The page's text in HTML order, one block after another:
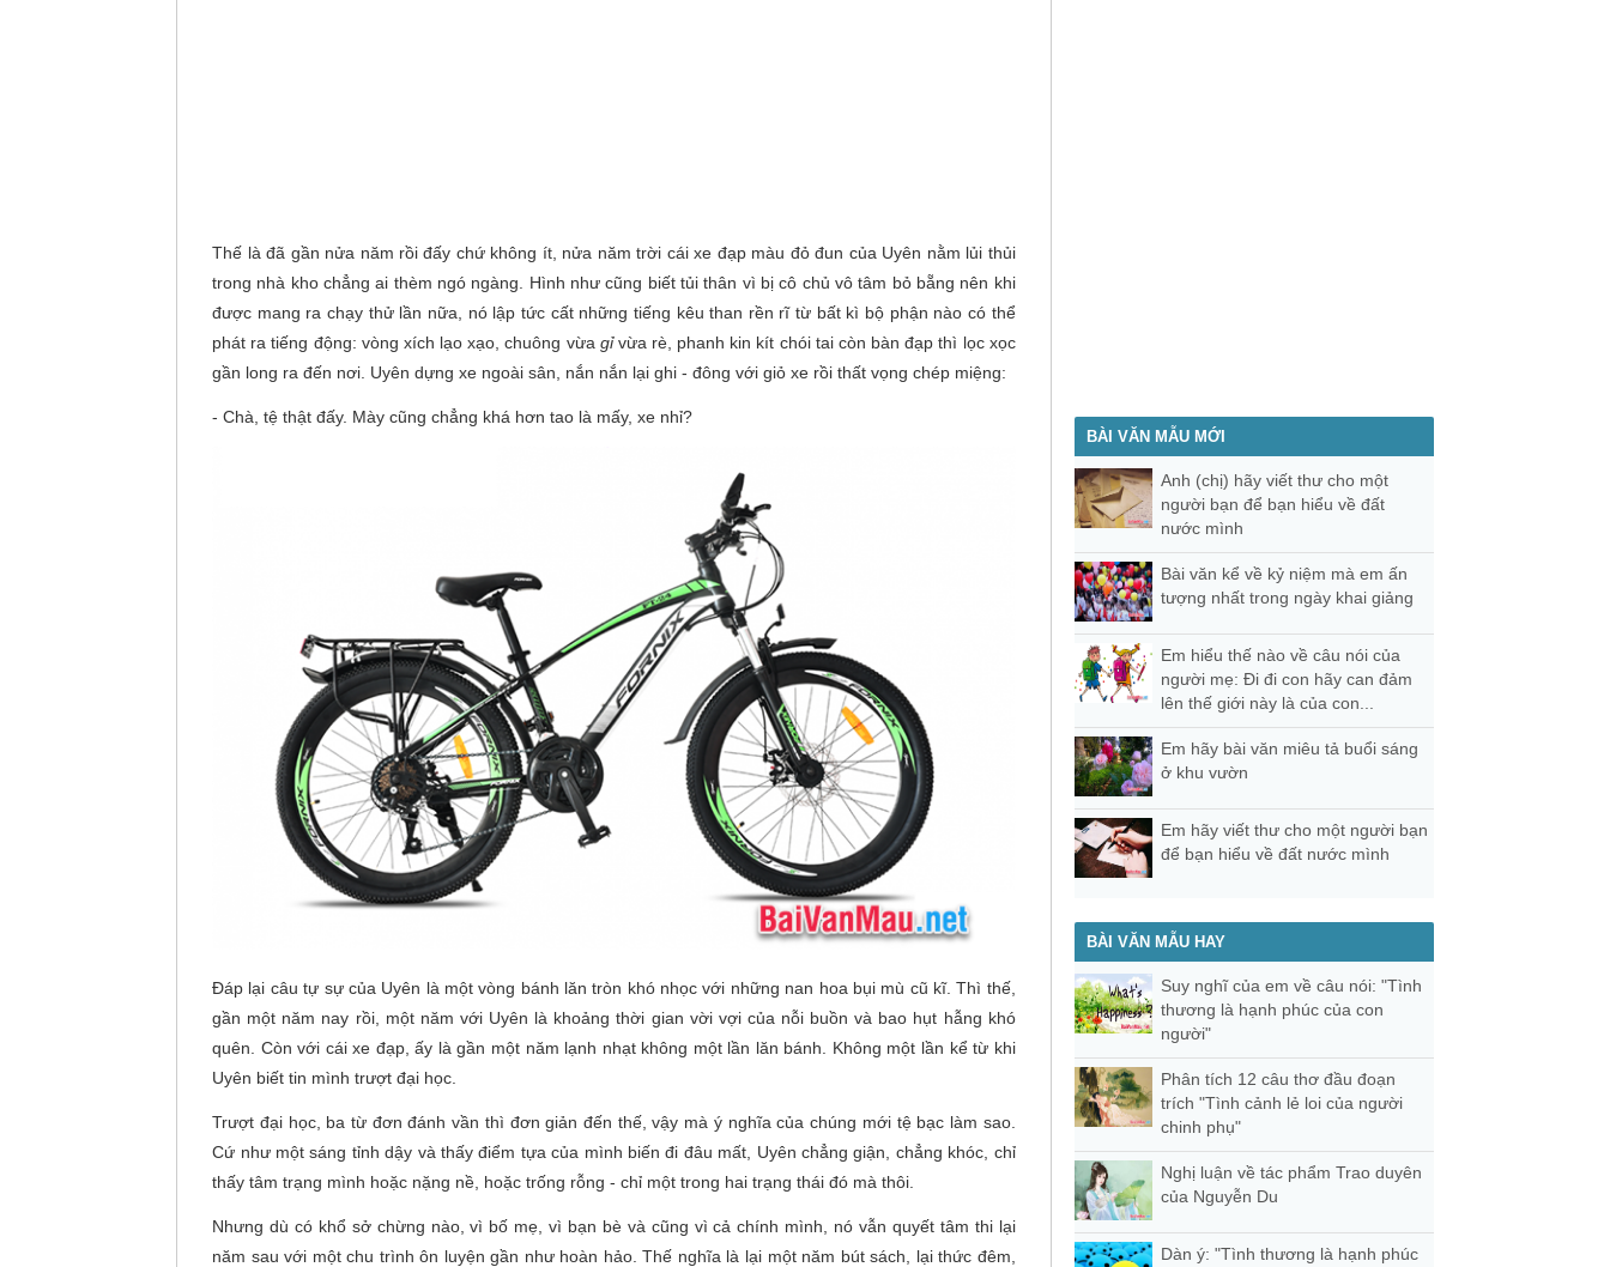
Thế là đã gần nửa năm rồi đấy chứ không ít, nửa năm trời cái xe đạp màu đỏ đun của Uyên nằm lủi thủi
trong nhà kho chẳng ai thèm ngó ngàng. Hình như cũng biết tủi thân vì bị cô chủ vô tâm bỏ bẵng nên khi
được mang ra chạy thử lần nữa, nó lập tức cất những tiếng kêu than rền rĩ từ bất kì bộ phận nào có thể
phát ra tiếng động: vòng xích lạo xạo, chuông vừa gỉvừa rè, phanh kin kít chói tai còn bàn đạp thì lọc xọc
gần long ra đến nơi. Uyên dựng xe ngoài sân, nắn nắn lại ghi - đông với giỏ xe rồi thất vọng chép miệng:
- Chà, tệ thật đấy. Mày cũng chẳng khá hơn tao là mấy, xe nhỉ?
Đáp lại câu tự sự của Uyên là một vòng bánh lăn tròn khó nhọc với những nan hoa bụi mù cũ kĩ. Thì thế,
gần một năm nay rồi, một năm với Uyên là khoảng thời gian vời vợi của nỗi buồn và bao hụt hẫng khó
quên. Còn với cái xe đạp, ấy là gần một năm lạnh nhạt không một lần lăn bánh. Không một lần kể từ khi
Uyên biết tin mình trượt đại học.
Trượt đại học, ba từ đơn đánh vần thì đơn giản đến thế, vậy mà ý nghĩa của chúng mới tệ bạc làm sao.
Cứ như một sáng tỉnh dậy và thấy điểm tựa của mình biến đi đâu mất, Uyên chẳng giận, chẳng khóc, chỉ
thấy tâm trạng mình hoặc nặng nề, hoặc trống rỗng - chỉ một trong hai trạng thái đó mà thôi.
Nhưng dù có khổ sở chừng nào, vì bố mẹ, vì bạn bè và cũng vì cả chính mình, nó vẫn quyết tâm thi lại
năm sau với một chu trình ôn luyện gần như hoàn hảo. Thế nghĩa là lại một năm bút sách, lại thức đêm,
BÀI VĂN MẪU MỚI
Anh (chị) hãy viết thư cho một
người bạn để bạn hiểu về đất
nước mình
Bài văn kể về kỷ niệm mà em ấn
tượng nhất trong ngày khai giảng
Em hiểu thế nào về câu nói của
người mẹ: Đi đi con hãy can đảm
lên thế giới này là của con...
Em hãy bài văn miêu tả buổi sáng
ở khu vườn
Em hãy viết thư cho một người bạn
để bạn hiểu về đất nước mình
BÀI VĂN MẪU HAY
Suy nghĩ của em về câu nói: "Tình
thương là hạnh phúc của con
người"
Phân tích 12 câu thơ đầu đoạn
trích "Tình cảnh lẻ loi của người
chinh phụ"
Nghị luận về tác phẩm Trao duyên
của Nguyễn Du
Dàn ý: "Tình thương là hạnh phúc